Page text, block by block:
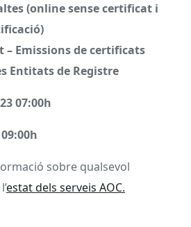
(online sense certificat i
– Emissions de certificats
Entitats de Registre
07:00h
sobre qualsevol
estat dels serveis AOC.